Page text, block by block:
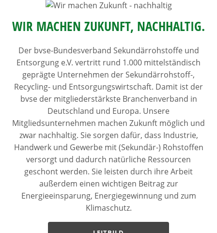
WIR MACHEN ZUKUNFT, NACHHALTIG.
Der bvse-Bundesverband Sekundärrohstoffe und
Entsorgung e.V. vertritt rund 1.000 mittelständisch
geprägte Unternehmen der Sekundärrohstoff-,
Recycling- und Entsorgungswirtschaft. Damit ist der
bvse der mitgliederstärkste Branchenverband in
Deutschland und Europa. Unsere
Mitgliedsunternehmen machen Zukunft möglich und
zwar nachhaltig. Sie sorgen dafür, dass Industrie,
Handwerk und Gewerbe mit (Sekundär-) Rohstoffen
versorgt und dadurch natürliche Ressourcen
geschont werden. Sie leisten durch ihre Arbeit
außerdem einen wichtigen Beitrag zur
Energieeinsparung, Energiegewinnung und zum
Klimaschutz.